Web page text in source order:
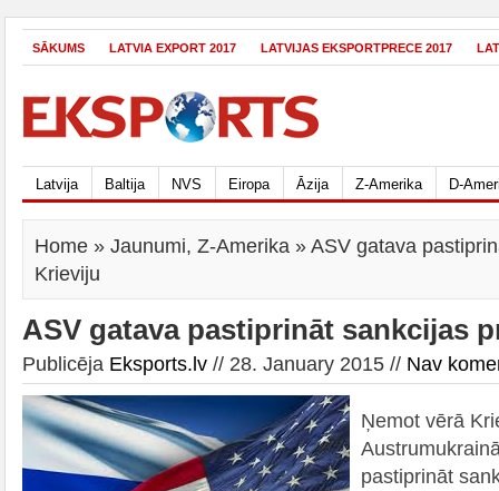
SĀKUMS LATVIA EXPORT 2017 LATVIJAS EKSPORTPRECE 2017
Latvija Baltija NVS Eiropa Āzija Z-Amerika D-
Home » Jaunumi, Z-Amerika » ASV gatava
Krieviju
ASV gatava pastiprināt sankcijas
Publicēja Eksports.lv // 28. January 2015 // Nav
Ņemot vērā
pastiprināt